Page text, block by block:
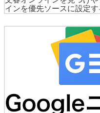
インを優先ソースに設定す